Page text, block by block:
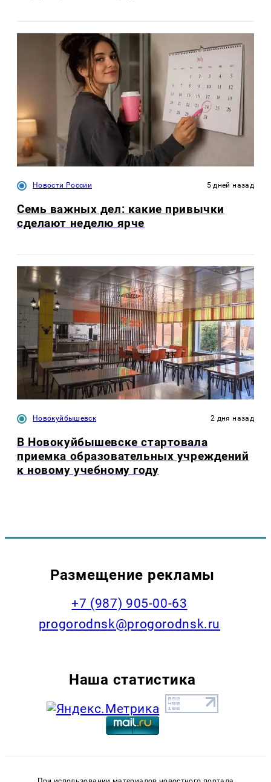
Новости России 5 дней назад
Семь важных дел: какие привычки
сделают неделю ярче
Новокуйбышевск 2 дня назад
В Новокуйбышевске стартовала
приемка образовательных учреждений
к новому учебному году
Размещение рекламы
+7 (987) 905-00-63
progorodnsk@progorodnsk.ru
Наша статистика